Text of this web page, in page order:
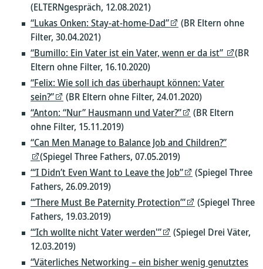
(ELTERNgespräch, 12.08.2021)
“Lukas Onken: Stay-at-home-Dad”
(BR Eltern ohne
Filter, 30.04.2021)
“Bumillo: Ein Vater ist ein Vater, wenn er da ist”
(BR
Eltern ohne Filter, 16.10.2020)
“Felix: Wie soll ich das überhaupt können: Vater
sein?”
(BR Eltern ohne Filter, 24.01.2020)
“Anton: “Nur” Hausmann und Vater?”
(BR Eltern
ohne Filter, 15.11.2019)
“Can Men Manage to Balance Job and Children?”
(Spiegel Three Fathers, 07.05.2019)
“‘I Didn’t Even Want to Leave the Job”
(Spiegel Three
Fathers, 26.09.2019)
“‘There Must Be Paternity Protection’”
(Spiegel Three
Fathers, 19.03.2019)
“‘Ich wollte nicht Vater werden'”
(Spiegel Drei Väter,
12.03.2019)
“Väterliches Networking – ein bisher wenig genutztes